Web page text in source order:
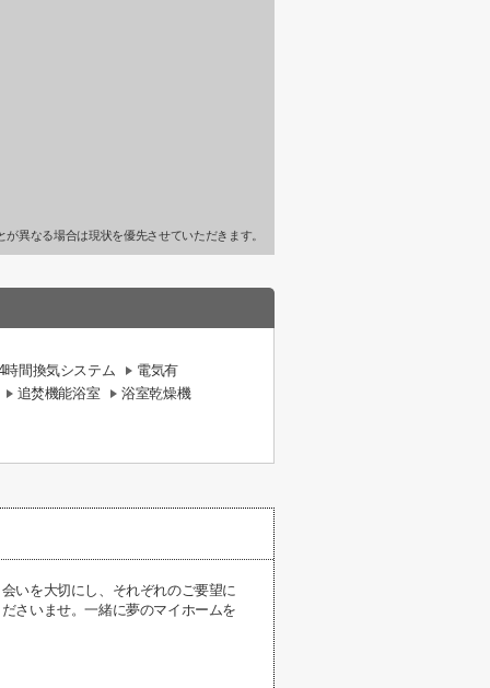
異なる場合は現状を優先させていただきます。
時間換気システム
電気有
追焚機能浴室
浴室乾燥機
いを大切にし、それぞれのご要望に
さいませ。一緒に夢のマイホームを